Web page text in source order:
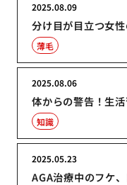
分け目が目立つ女
2025.08.09
薄毛
体からの警告！生
2025.08.06
知識
AGA治療中のフケ
2025.05.23